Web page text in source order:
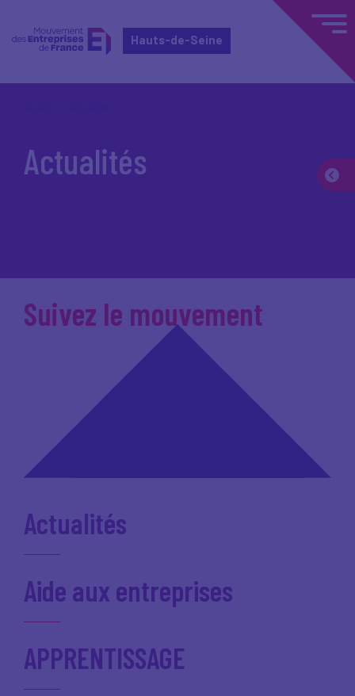
Hauts-de-Seine
Actualités
Suivez le mouvement
Actualités
Aide aux entreprises
APPRENTISSAGE